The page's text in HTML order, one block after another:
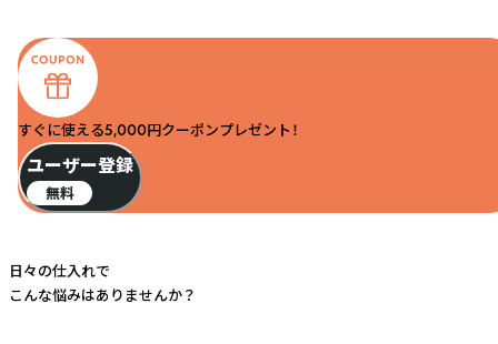
すぐに使える5,000円クーポンプレゼント！
ユーザー登録
無料
日々の仕入れで
こんな悩みはありませんか？